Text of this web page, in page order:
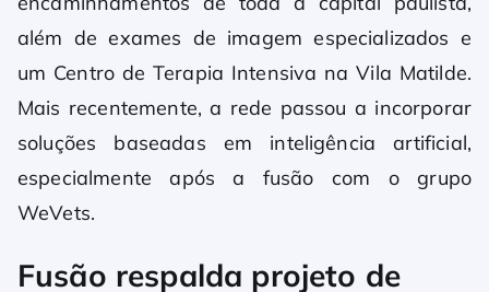
além de exames de imagem especializados e
um Centro de Terapia Intensiva na Vila Matilde.
Mais recentemente, a rede passou a incorporar
soluções baseadas em inteligência artificial,
especialmente após a fusão com o grupo
WeVets.
Fusão respalda projeto de